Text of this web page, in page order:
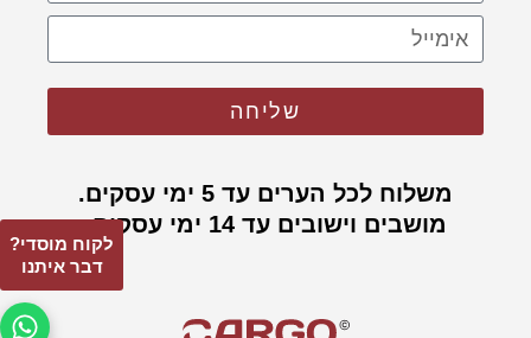
שליחה
משלוח לכל הערים עד 5 ימי עסקים.
מושבים וישובים עד 14 ימי עסקים.
לקוח מוסדי?
דבר איתנו